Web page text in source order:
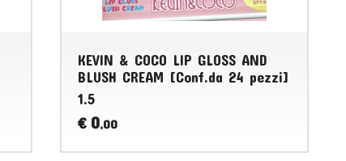
KEVIN & COCO LIP GLOSS AND
BLUSH CREAM [Conf.da 24 pezzi]
1.5
€ 0,00